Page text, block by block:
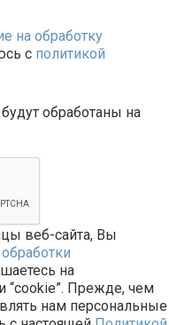
на обработку
с политикой
обработаны на
веб-сайта, Вы
на
“cookie”. Прежде, чем
нам персональные